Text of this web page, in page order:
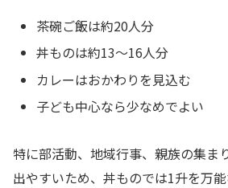
茶碗ご飯は約20人分
丼ものは約13～16人分
カレーはおかわりを見込む
子ども中心なら少なめでよい
特に部活動、地域行事、親族の集ま
出やすいため、丼ものでは1升を万